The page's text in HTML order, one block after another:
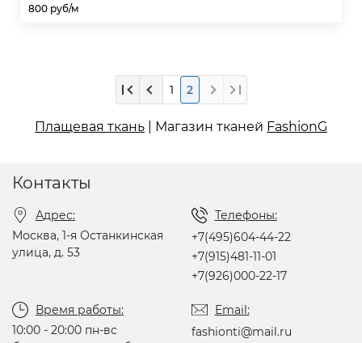
800 руб/м
1 2
Плащевая ткань | Магазин тканей FashionG
Контакты
Адрес:
Москва, 1-я Останкинская
улица, д. 53
Телефоны:
+7(495)604-44-22
+7(915)481-11-01
+7(926)000-22-17
Время работы:
10:00 - 20:00 пн-вс
Email:
fashionti@mail.ru